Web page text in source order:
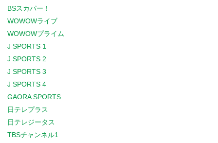
BSスカパー！
WOWOWライブ
WOWOWプライム
J SPORTS 1
J SPORTS 2
J SPORTS 3
J SPORTS 4
GAORA SPORTS
日テレプラス
日テレジータス
TBSチャンネル1